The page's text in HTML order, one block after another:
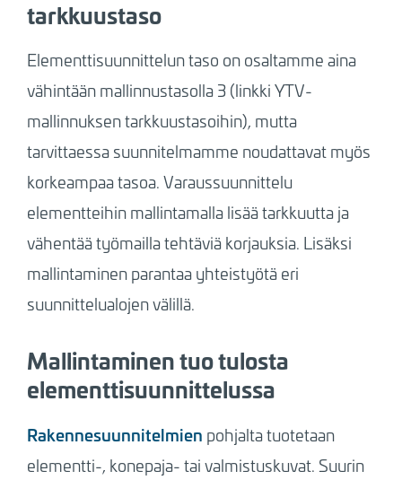
tarkkuustaso
Elementtisuunnittelun taso on osaltamme aina
vähintään mallinnustasolla 3 (linkki YTV-
mallinnuksen tarkkuustasoihin), mutta
tarvittaessa suunnitelmamme noudattavat myös
korkeampaa tasoa. Varaussuunnittelu
elementteihin mallintamalla lisää tarkkuutta ja
vähentää työmailla tehtäviä korjauksia. Lisäksi
mallintaminen parantaa yhteistyötä eri
suunnittelualojen välillä.
Mallintaminen tuo tulosta
elementtisuunnittelussa
Rakennesuunnitelmien pohjalta tuotetaan
elementti-, konepaja- tai valmistuskuvat. Suurin